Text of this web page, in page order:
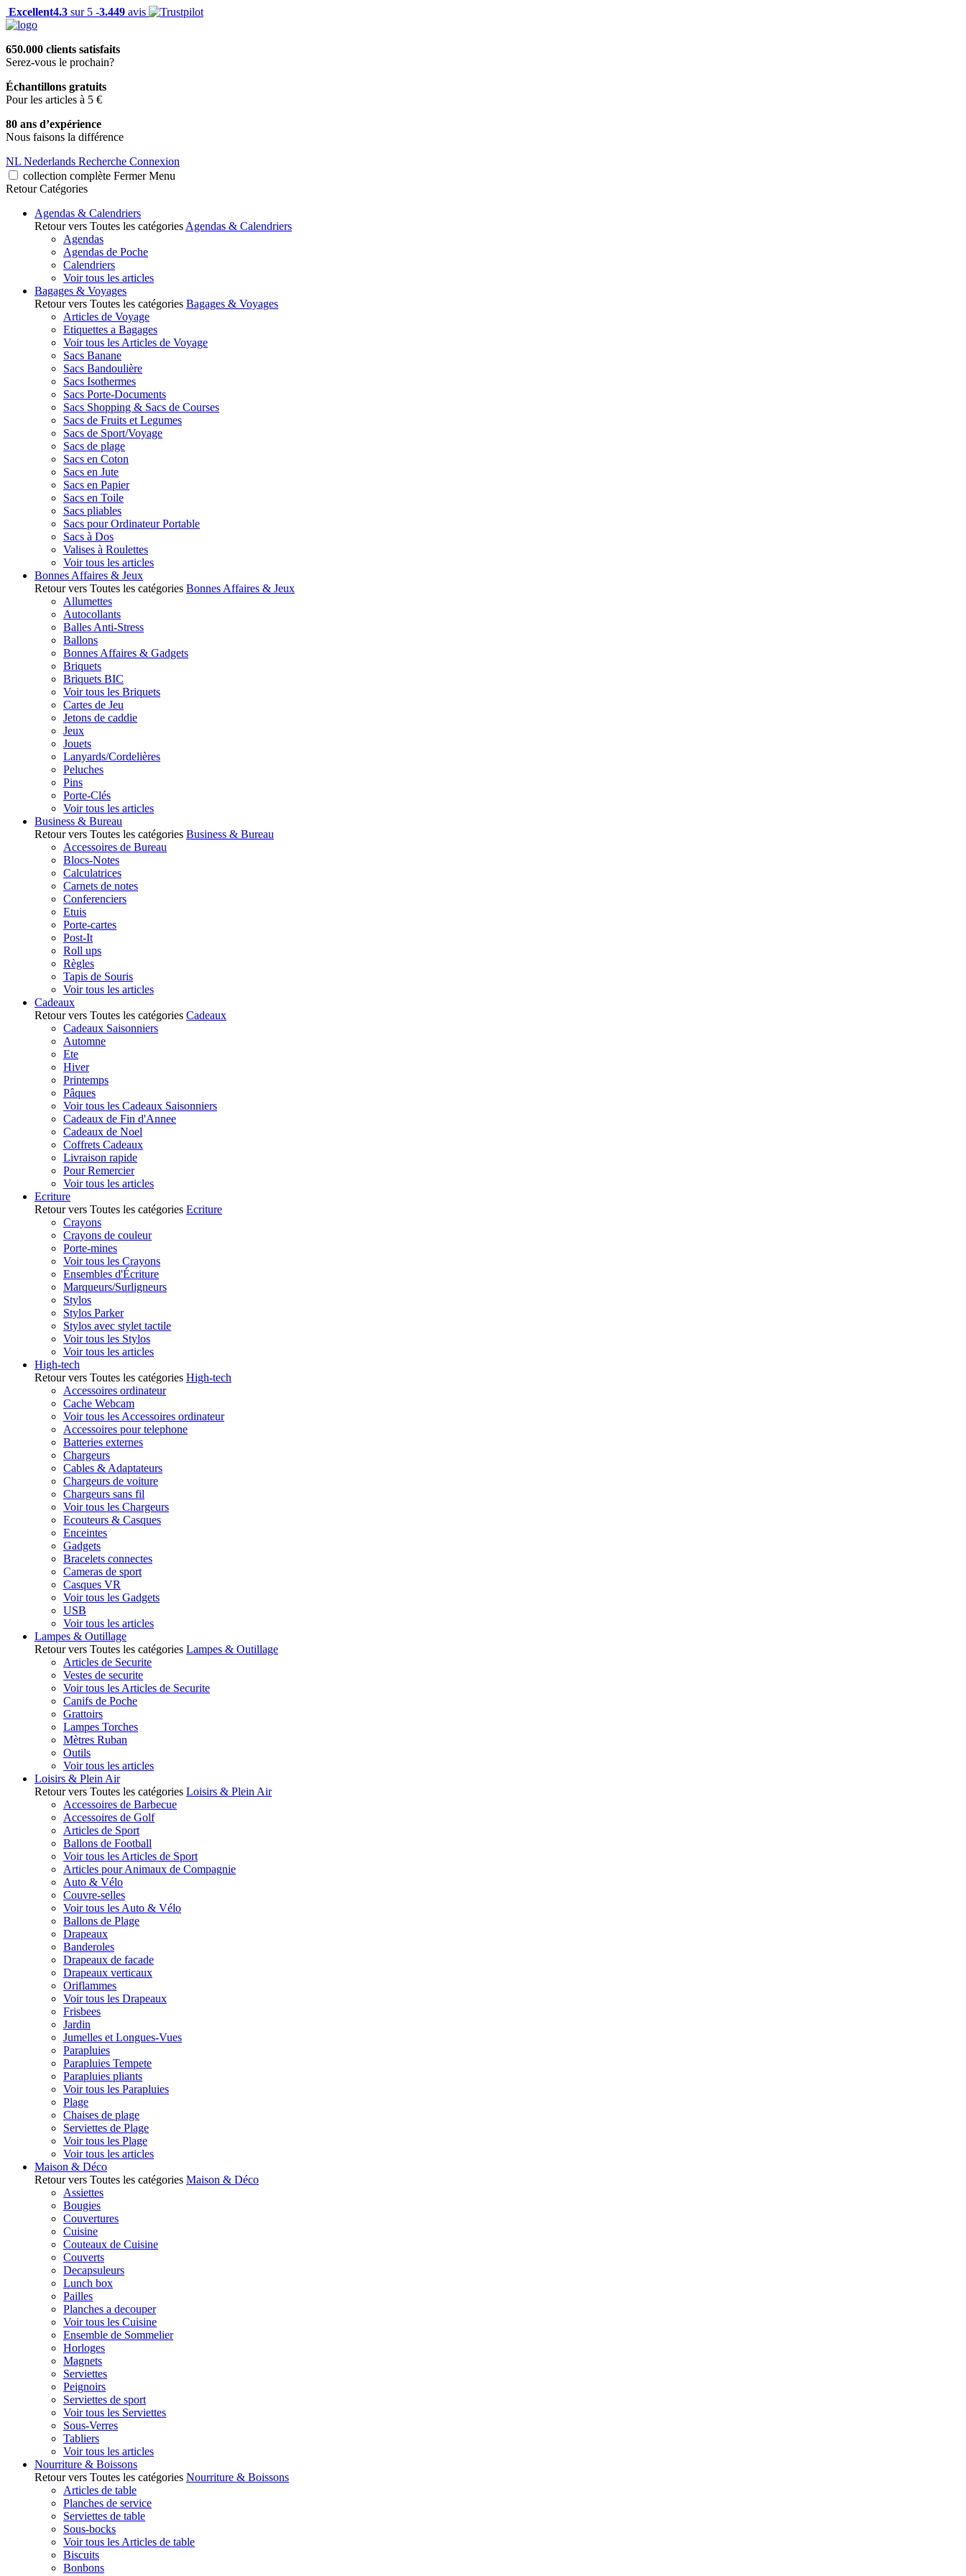
Excellent4.3 sur 5 -3.449 avis
650.000 clients satisfaits
Serez-vous le prochain?
Échantillons gratuits
Pour les articles à 5 €
80 ans d’expérience
Nous faisons la différence
NL Nederlands Recherche Connexion
collection complète Fermer Menu
Retour Catégories
Agendas & Calendriers
Retour vers Toutes les catégories Agendas & Calendriers
Agendas
Agendas de Poche
Calendriers
Voir tous les articles
Bagages & Voyages
Retour vers Toutes les catégories Bagages & Voyages
Articles de Voyage
Etiquettes a Bagages
Voir tous les Articles de Voyage
Sacs Banane
Sacs Bandoulière
Sacs Isothermes
Sacs Porte-Documents
Sacs Shopping & Sacs de Courses
Sacs de Fruits et Legumes
Sacs de Sport/Voyage
Sacs de plage
Sacs en Coton
Sacs en Jute
Sacs en Papier
Sacs en Toile
Sacs pliables
Sacs pour Ordinateur Portable
Sacs à Dos
Valises à Roulettes
Voir tous les articles
Bonnes Affaires & Jeux
Retour vers Toutes les catégories Bonnes Affaires & Jeux
Allumettes
Autocollants
Balles Anti-Stress
Ballons
Bonnes Affaires & Gadgets
Briquets
Briquets BIC
Voir tous les Briquets
Cartes de Jeu
Jetons de caddie
Jeux
Jouets
Lanyards/Cordelières
Peluches
Pins
Porte-Clés
Voir tous les articles
Business & Bureau
Retour vers Toutes les catégories Business & Bureau
Accessoires de Bureau
Blocs-Notes
Calculatrices
Carnets de notes
Conferenciers
Etuis
Porte-cartes
Post-It
Roll ups
Règles
Tapis de Souris
Voir tous les articles
Cadeaux
Retour vers Toutes les catégories Cadeaux
Cadeaux Saisonniers
Automne
Ete
Hiver
Printemps
Pâques
Voir tous les Cadeaux Saisonniers
Cadeaux de Fin d'Annee
Cadeaux de Noel
Coffrets Cadeaux
Livraison rapide
Pour Remercier
Voir tous les articles
Ecriture
Retour vers Toutes les catégories Ecriture
Crayons
Crayons de couleur
Porte-mines
Voir tous les Crayons
Ensembles d'Écriture
Marqueurs/Surligneurs
Stylos
Stylos Parker
Stylos avec stylet tactile
Voir tous les Stylos
Voir tous les articles
High-tech
Retour vers Toutes les catégories High-tech
Accessoires ordinateur
Cache Webcam
Voir tous les Accessoires ordinateur
Accessoires pour telephone
Batteries externes
Chargeurs
Cables & Adaptateurs
Chargeurs de voiture
Chargeurs sans fil
Voir tous les Chargeurs
Ecouteurs & Casques
Enceintes
Gadgets
Bracelets connectes
Cameras de sport
Casques VR
Voir tous les Gadgets
USB
Voir tous les articles
Lampes & Outillage
Retour vers Toutes les catégories Lampes & Outillage
Articles de Securite
Vestes de securite
Voir tous les Articles de Securite
Canifs de Poche
Grattoirs
Lampes Torches
Mètres Ruban
Outils
Voir tous les articles
Loisirs & Plein Air
Retour vers Toutes les catégories Loisirs & Plein Air
Accessoires de Barbecue
Accessoires de Golf
Articles de Sport
Ballons de Football
Voir tous les Articles de Sport
Articles pour Animaux de Compagnie
Auto & Vélo
Couvre-selles
Voir tous les Auto & Vélo
Ballons de Plage
Drapeaux
Banderoles
Drapeaux de facade
Drapeaux verticaux
Oriflammes
Voir tous les Drapeaux
Frisbees
Jardin
Jumelles et Longues-Vues
Parapluies
Parapluies Tempete
Parapluies pliants
Voir tous les Parapluies
Plage
Chaises de plage
Serviettes de Plage
Voir tous les Plage
Voir tous les articles
Maison & Déco
Retour vers Toutes les catégories Maison & Déco
Assiettes
Bougies
Couvertures
Cuisine
Couteaux de Cuisine
Couverts
Decapsuleurs
Lunch box
Pailles
Planches a decouper
Voir tous les Cuisine
Ensemble de Sommelier
Horloges
Magnets
Serviettes
Peignoirs
Serviettes de sport
Voir tous les Serviettes
Sous-Verres
Tabliers
Voir tous les articles
Nourriture & Boissons
Retour vers Toutes les catégories Nourriture & Boissons
Articles de table
Planches de service
Serviettes de table
Sous-bocks
Voir tous les Articles de table
Biscuits
Bonbons